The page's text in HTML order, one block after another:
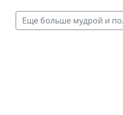
Еще больше мудрой и